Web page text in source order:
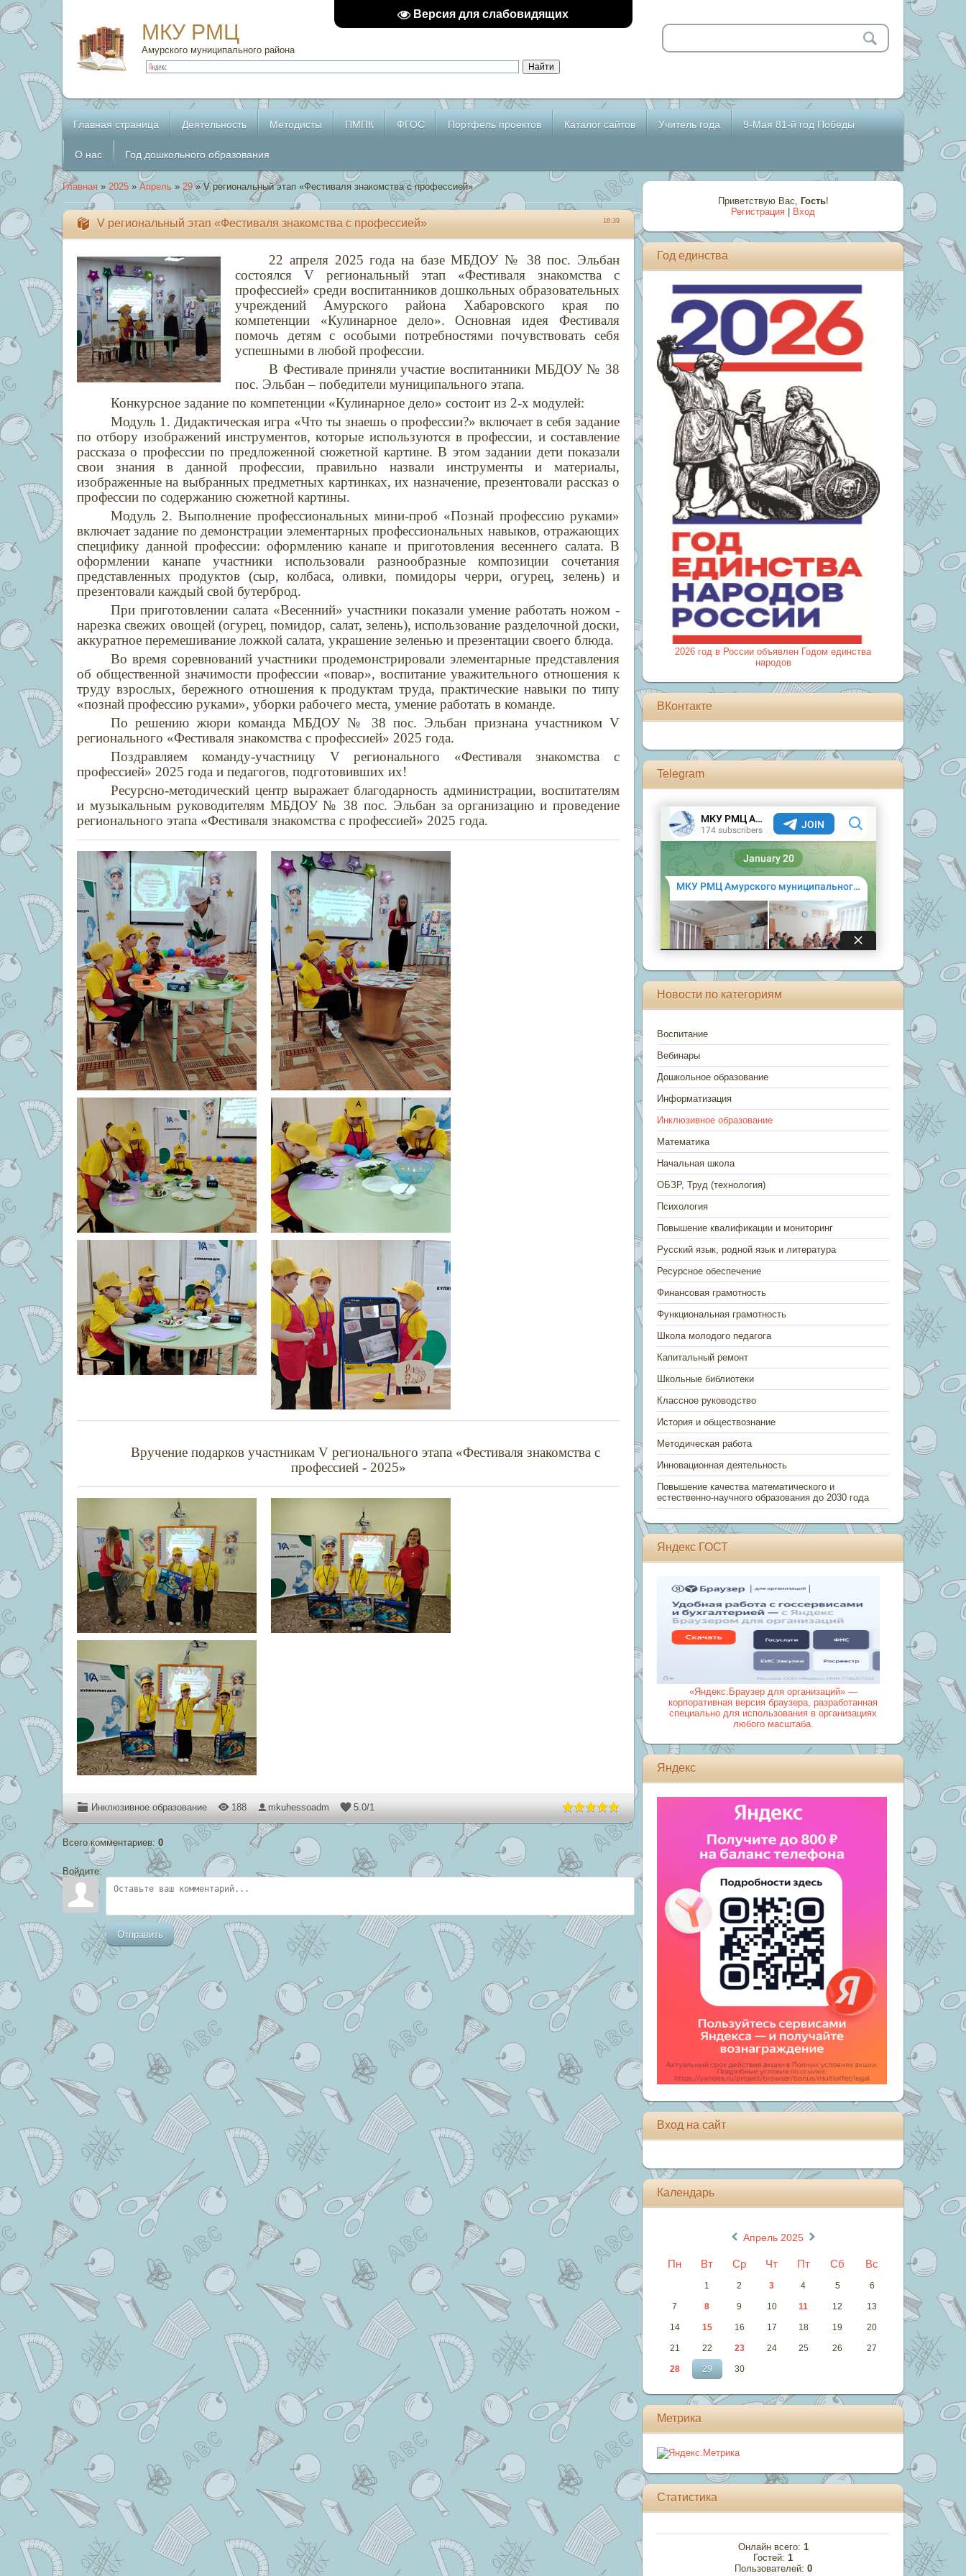
Версия для слабовидящих
МКУ РМЦ
Амурского муниципального района
Главная страница Деятельность Методисты ПМПК ФГОС Портфель проектов Каталог сайтов Учитель года 9-Мая 81-й год Победы
О нас Год дошкольного образования
Главная » 2025 » Апрель » 29» V региональный этап «Фестиваля знакомства с профессией»
18:39
V региональный этап «Фестиваля знакомства с профессией»
22 апреля 2025 года на базе МБДОУ № 38 пос. Эльбан
состоялся V региональный этап «Фестиваля знакомства с
профессией» среди воспитанников дошкольных образовательных
учреждений Амурского района Хабаровского края по
компетенции «Кулинарное дело».Основная идея Фестиваля
помочь детям с особыми потребностями почувствовать себя
успешными в любой профессии.
В Фестивале приняли участие воспитанники МБДОУ № 38
пос. Эльбан – победители муниципального этапа.
Конкурсное задание по компетенции «Кулинарное дело» состоит из 2-х модулей:
Модуль 1. Дидактическая игра «Что ты знаешь о профессии?» включает в себя задание
по отбору изображений инструментов, которые используются в профессии, и составление
рассказа о профессии по предложенной сюжетной картине. В этом задании дети показали
свои знания в данной профессии, правильно назвали инструменты и материалы,
изображенные на выбранных предметных картинках, их назначение, презентовали рассказ о
профессии по содержанию сюжетной картины.
Модуль 2. Выполнение профессиональных мини-проб «Познай профессию руками»
включает задание по демонстрации элементарных профессиональных навыков, отражающих
специфику данной профессии: оформлению канапе и приготовления весеннего салата. В
оформлении канапе участники использовали разнообразные композиции сочетания
представленных продуктов (сыр, колбаса, оливки, помидоры черри, огурец, зелень) и
презентовали каждый свой бутерброд.
При приготовлении салата «Весенний» участники показали умение работать ножом -
нарезка свежих овощей (огурец, помидор, салат, зелень), использование разделочной доски,
аккуратное перемешивание ложкой салата, украшение зеленью и презентации своего блюда.
Во время соревнований участники продемонстрировали элементарные представления
об общественной значимости профессии «повар», воспитание уважительного отношения к
труду взрослых, бережного отношения к продуктам труда, практические навыки по типу
«познай профессию руками», уборки рабочего места, умение работать в команде.
По решению жюри команда МБДОУ № 38 пос. Эльбан признана участником V
регионального «Фестиваля знакомства с профессией» 2025 года.
Поздравляем команду-участницу Vрегионального «Фестиваля знакомства с
профессией» 2025 года и педагогов, подготовивших их!
Ресурсно-методический центр выражает благодарность администрации, воспитателям
и музыкальным руководителям МБДОУ № 38 пос. Эльбан за организацию и проведение
регионального этапа «Фестиваля знакомства с профессией» 2025 года.
Вручение подарков участникам Vрегионального этапа «Фестиваля знакомства с
профессией - 2025»
Инклюзивное образование 188 mkuhessoadm 5.0/1
Всего комментариев: 0
Войдите:
Отправить
Приветствую Вас, Гость!
Регистрация
Вход
Год единства
2026 год в России объявлен Годом единства
народов
ВКонтакте
Telegram
Новости по категориям
Воспитание
Вебинары
Дошкольное образование
Информатизация
Инклюзивное образование
Математика
Начальная школа
ОБЗР, Труд (технология)
Психология
Повышение квалификации и мониторинг
Русский язык, родной язык и литература
Ресурсное обеспечение
Финансовая грамотность
Функциональная грамотность
Школа молодого педагога
Капитальный ремонт
Школьные библиотеки
Классное руководство
История и обществознание
Методическая работа
Инновационная деятельность
Повышение качества математического и
естественно-научного образования до 2030 года
Яндекс ГОСТ
«Яндекс.Браузер для организаций» —
корпоративная версия браузера, разработанная
специально для использования в организациях
любого масштаба.
Яндекс
Вход на сайт
Календарь
« Апрель 2025 »
Пн Вт Ср Чт Пт Сб Вс
1 2 3 4 5 6
7 8 9 10 11 12 13
14 15 16 17 18 19 20
21 22 23 24 25 26 27
28 29 30
Метрика
Статистика
Онлайн всего: 1
Гостей:1
Пользователей: 0